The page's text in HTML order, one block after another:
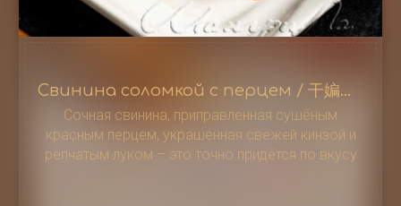
Свинина соломкой с перцем / 干媥猪肉丝
Сочная свинина, приправленная сушёным
красным перцем, украшенная свежей кинзой и
репчатым луком – это точно придётся по вкусу